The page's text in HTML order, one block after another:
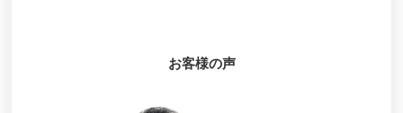
お客様の声